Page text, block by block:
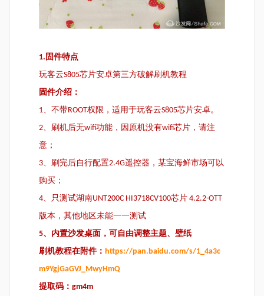
1. 固件特点
玩客云S805芯片安卓第三方破解刷机教程
固件介绍：
1、不带ROOT权限，适用于玩客云S805芯片安卓。
2、刷机后无wifi功能，因原机没有wifi芯片，请注
意；
3、刷完后自行配置2.4G遥控器，某宝海鲜市场可以
购买；
4、只测试湖南UNT200C HI3718CV100芯片 4.2.2-OTT
版本，其他地区未能一一测试
5、内置沙发桌面，可自由调整主题、壁纸
刷机教程在附件： https://pan.baidu.com/s/1_4a3c
m9YgjGaGVJ_MwyHmQ
提取码：gm4m